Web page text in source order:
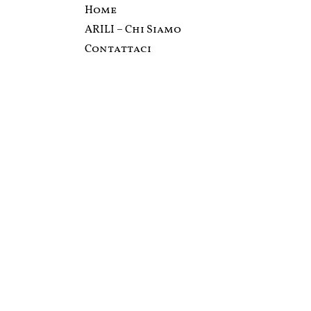
Home
ARILI – Chi Siamo
Contattaci